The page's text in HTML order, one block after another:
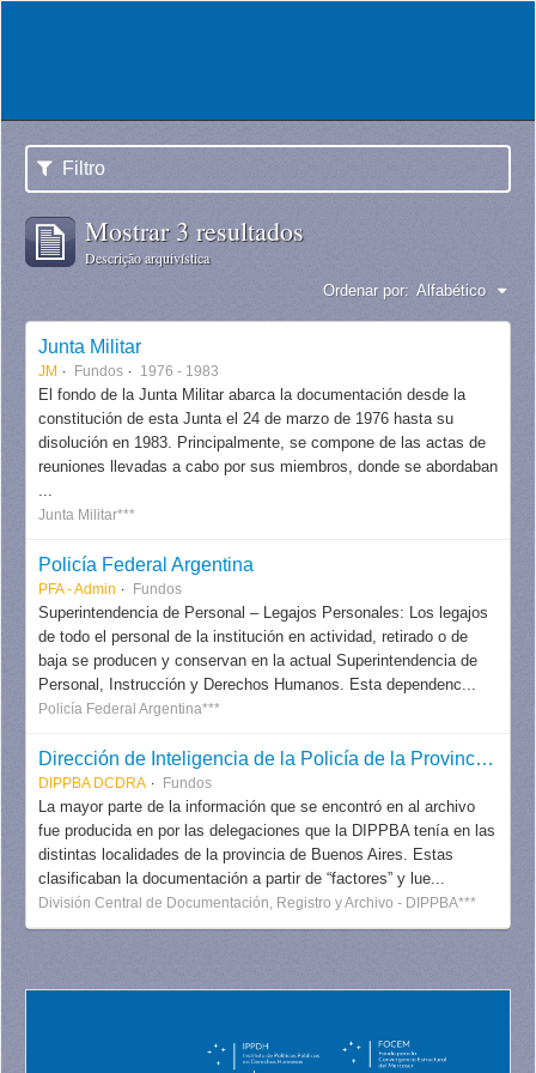
Filtro
Mostrar 3 resultados
Descrição arquivística
Ordenar por: Alfabético
Junta Militar
JM Fundos 1976 - 1983
El fondo de la Junta Militar abarca la documentación desde la
constitución de esta Junta el 24 de marzo de 1976 hasta su
disolución en 1983. Principalmente, se compone de las actas de
reuniones llevadas a cabo por sus miembros, donde se abordaban
...
Junta Militar***
Policía Federal Argentina
PFA - Admin Fundos
Superintendencia de Personal – Legajos Personales: Los legajos
de todo el personal de la institución en actividad, retirado o de
baja se producen y conservan en la actual Superintendencia de
Personal, Instrucción y Derechos Humanos. Esta dependenc...
Policía Federal Argentina***
Dirección de Inteligencia de la Policía de la Provincia de Buenos Aires (DIPPBA), División Central de Documentación, Registro y Archivo
DIPPBA DCDRA Fundos
La mayor parte de la información que se encontró en al archivo
fue producida en por las delegaciones que la DIPPBA tenía en las
distintas localidades de la provincia de Buenos Aires. Estas
clasificaban la documentación a partir de “factores” y lue...
División Central de Documentación, Registro y Archivo - DIPPBA***